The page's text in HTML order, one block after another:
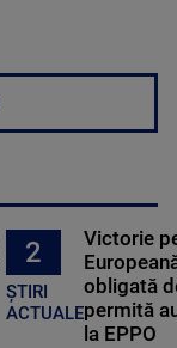
2
ȘTIRI
ACTUALE
Victorie
obligată
permită
la EPPO